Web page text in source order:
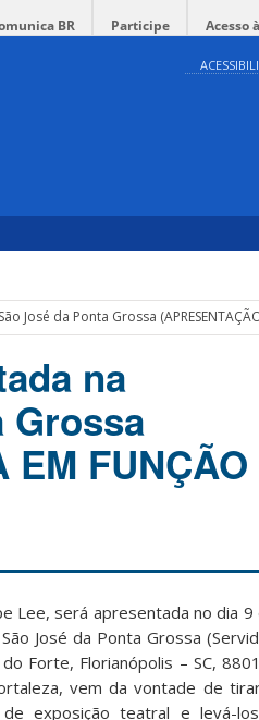
BR Participe Acesso
da Ponta Grossa (APRESENTAÇÃO
na
Grossa
EM FUNÇÃO
Lee, será apresentada no dia 9
José da Ponta Grossa
Forte, Florianópolis – SC,
vem da vontade de
de exposição teatral e levá-